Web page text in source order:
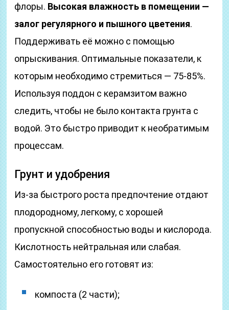
флоры. Высокая влажность в помещении —
залог регулярного и пышного цветения.
Поддерживать её можно с помощью
опрыскивания. Оптимальные показатели, к
которым необходимо стремиться — 75-85%.
Используя поддон с керамзитом важно
следить, чтобы не было контакта грунта с
водой. Это быстро приводит к необратимым
процессам.
Грунт и удобрения
Из-за быстрого роста предпочтение отдают
плодородному, легкому, с хорошей
пропускной способностью воды и кислорода.
Кислотность нейтральная или слабая.
Самостоятельно его готовят из:
компоста (2 части);